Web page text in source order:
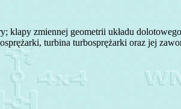
klapy zmiennej geometrii układu
turbina turbosprężarki oraz jej